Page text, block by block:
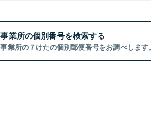
事業所の個別番号を検索する
事業所の７けたの個別郵便番号をお調べします。